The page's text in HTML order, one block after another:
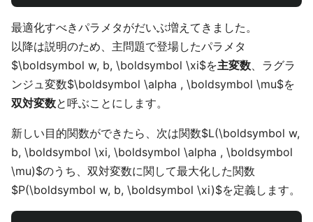
最適化すべきパラメタがだいぶ増えてきました。
以降は説明のため、主問題で登場したパラメタ
$\boldsymbol w, b, \boldsymbol \xi$を主変数 、ラグラ
ンジュ変数$\boldsymbol \alpha , \boldsymbol \mu$を
双対変数と呼ぶことにします。
新しい目的関数ができたら、次は関数$L(\boldsymbol w,
b, \boldsymbol \xi, \boldsymbol \alpha , \boldsymbol
\mu)$のうち、双対変数に関して最大化した関数
$P(\boldsymbol w, b, \boldsymbol \xi)$を定義します。